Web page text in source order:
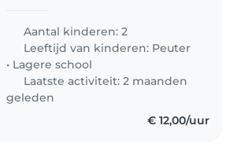
come to our house several times
a week for about 1,5 hours to
interact with her (play, read,
draw,..
Aantal kinderen: 2
Leeftijd van kinderen: Peuter
• Lagere school
Laatste activiteit: 2 maanden
geleden
€ 12,00/uur